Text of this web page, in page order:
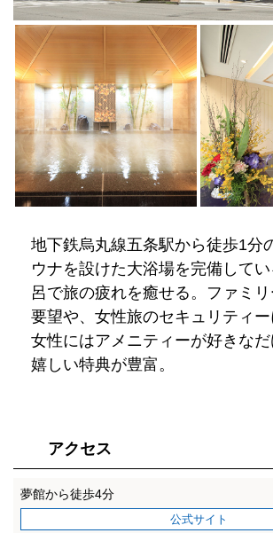
地下鉄烏丸線五条駅から徒歩1分
ウナを設けた大浴場を完備して
呂で旅の疲れを癒せる。ファミ
要望や、女性旅のセキュリティ
女性にはアメニティーが好きな
嬉しい特典が豊富。
アクセス
夢館から徒歩4分
公式サイト